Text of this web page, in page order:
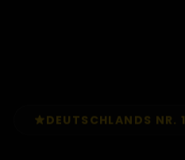
DEUTSCHLANDS NR.